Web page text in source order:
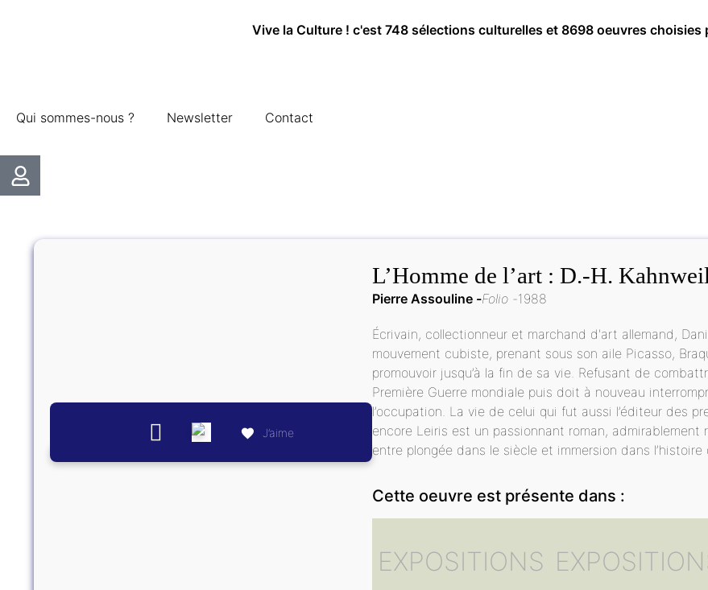
Vive la Culture ! c'est 748 sélections culturelles et 8698 oeuvres choisies
Qui sommes-nous ? Newsletter Contact
J’aime
L’Homme de l’art : D.-H.
Pierre Assouline Folio 1988
Écrivain, collectionneur et marchand d'art allemand,
mouvement cubiste, prenant sous son aile Picasso,
promouvoir jusqu’à la fin de sa vie. Refusant de
Première Guerre mondiale puis doit à nouveau
l’occupation. La vie de celui qui fut aussi l’éditeur des
encore Leiris est un passionnant roman,
entre plongée dans le siècle et immersion dans l’histoire
Cette oeuvre est présente dans :
EXPOSITIONS